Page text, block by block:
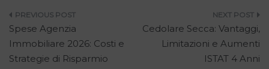
Navigazione
articoli
Spese Agenzia
Immobiliare 2026: Costi e
Strategie di Risparmio
Cedolare Secca: Vantaggi,
Limitazioni e Aumenti
ISTAT 4 Anni